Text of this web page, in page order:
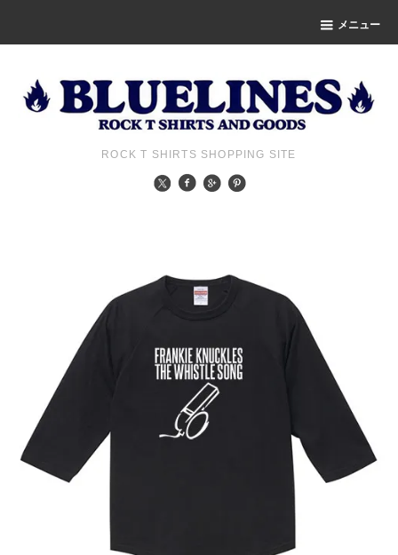
メニュー
ROCK T SHIRTS SHOPPING SITE